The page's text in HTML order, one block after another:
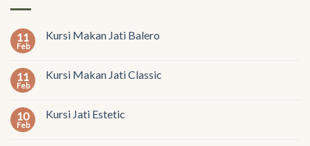
11
Feb
Kursi Makan Jati Balero
11
Feb
Kursi Makan Jati Classic
10
Feb
Kursi Jati Estetic